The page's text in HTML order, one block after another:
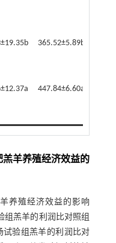
365.52±5.89b
447.84±6.60a
羔羊养殖经济效益的
养殖经济效益的影响
组羔羊的利润比对照组
试验组羔羊的利润比对